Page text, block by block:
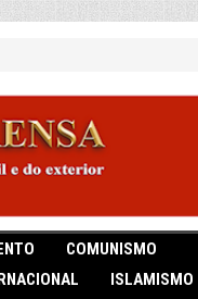
COMUNISMO
ISLAMISMO